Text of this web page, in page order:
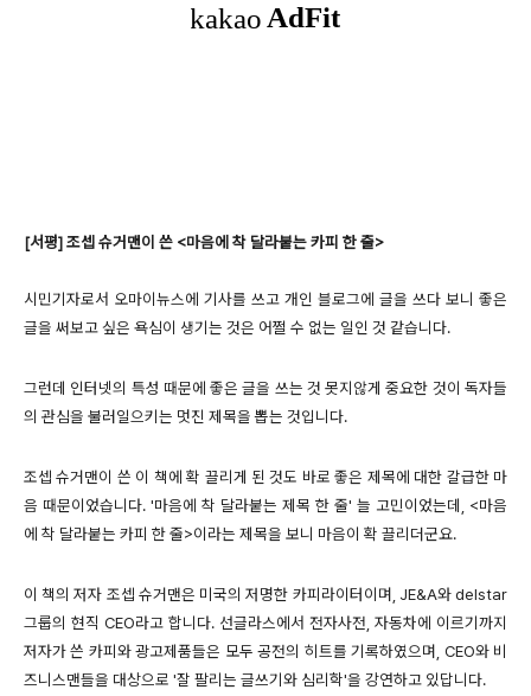
[서평] 조셉 슈거맨이 쓴 <마음에 착 달라붙는 카피 한 줄>
시민기자로서 오마이뉴스에 기사를 쓰고 개인 블로그에 글을 쓰다 보니 좋은
글을 써보고 싶은 욕심이 생기는 것은 어쩔 수 없는 일인 것 같습니다.
그런데 인터넷의 특성 때문에 좋은 글을 쓰는 것 못지않게 중요한 것이 독자들
의 관심을 불러일으키는 멋진 제목을 뽑는 것입니다.
조셉 슈거맨이 쓴 이 책에 확 끌리게 된 것도 바로 좋은 제목에 대한 갈급한 마
음 때문이었습니다. '마음에 착 달라붙는 제목 한 줄' 늘 고민이었는데, <마음
에 착 달라붙는 카피 한 줄>이라는 제목을 보니 마음이 확 끌리더군요.
이 책의 저자 조셉 슈거맨은 미국의 저명한 카피라이터이며, JE&A와 delstar
그룹의 현직 CEO라고 합니다. 선글라스에서 전자사전, 자동차에 이르기까지
저자가 쓴 카피와 광고제품들은 모두 공전의 히트를 기록하였으며, CEO와 비
즈니스맨들을 대상으로 '잘 팔리는 글쓰기와 심리학'을 강연하고 있답니다.